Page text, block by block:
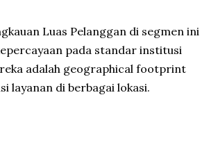
Luas Pelanggan di segmen ini
pada standar institusi
adalah geographical footprint
layanan di berbagai lokasi.